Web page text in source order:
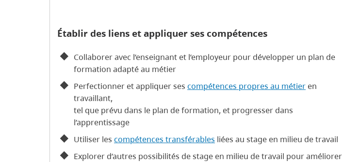
Établir des liens et appliquer ses compétences
Collaborer avec l’enseignant et l’employeur pour développer un plan de
formation adapté au métier
Perfectionner et appliquer ses compétences propres au métier en
travaillant,
tel que prévu dans le plan de formation, et progresser dans
l’apprentissage
Utiliser les compétences transférables liées au stage en milieu de travail
Explorer d’autres possibilités de stage en milieu de travail pour améliorer